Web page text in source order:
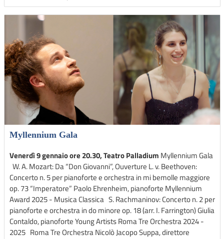
Myllennium Gala
Venerdì 9 gennaio ore 20.30, Teatro Palladium Myllennium Gala
W. A. Mozart: Da “Don Giovanni”, Ouverture L. v. Beethoven:
Concerto n. 5 per pianoforte e orchestra in mi bemolle maggiore
op. 73 “Imperatore” Paolo Ehrenheim, pianoforte Myllennium
Award 2025 - Musica Classica S. Rachmaninov: Concerto n. 2 per
pianoforte e orchestra in do minore op. 18 (arr. I. Farrington) Giulia
Contaldo, pianoforte Young Artists Roma Tre Orchestra 2024 -
2025 Roma Tre Orchestra Nicolò Jacopo Suppa, direttore